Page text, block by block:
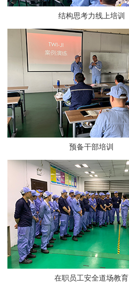
结构思考力线上培训
预备干部培训
在职员工安全道场教育